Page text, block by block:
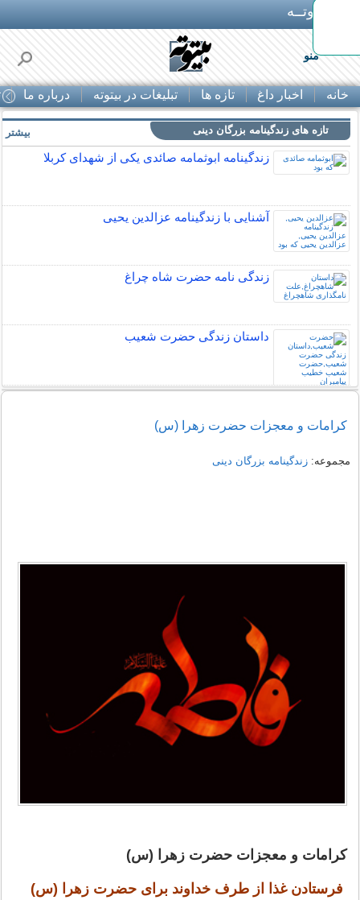
بـیتوتــه
منو
خانه اخبار داغ تازه ها تبلیغات در بیتوته درباره ما
تازه های زندگینامه بزرگان دینی
زندگینامه ابوثمامه صائدی یکی از شهدای کربلا
آشنایی با زندگینامه عزالدین یحیی
زندگی نامه حضرت شاه چراغ
داستان زندگی حضرت شعیب
بیشتر
كرامات و معجزات حضرت زهرا (س)
مجموعه:زندگینامه بزرگان دینی
كرامات و معجزات حضرت زهرا (س)
فرستادن غذا از طرف خداوند براى حضرت زهرا (س)